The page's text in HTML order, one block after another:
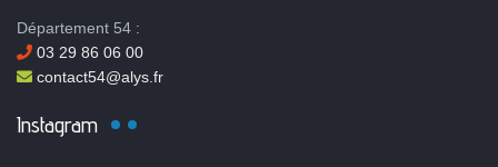
Département 54 :
03 29 86 06 00
contact54@alys.fr
Instagram